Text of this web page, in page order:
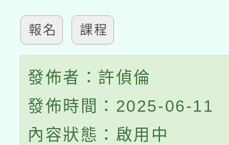
報名 課程
發佈者：許偵倫
發佈時間：2025-06-11
內容狀態：啟用中